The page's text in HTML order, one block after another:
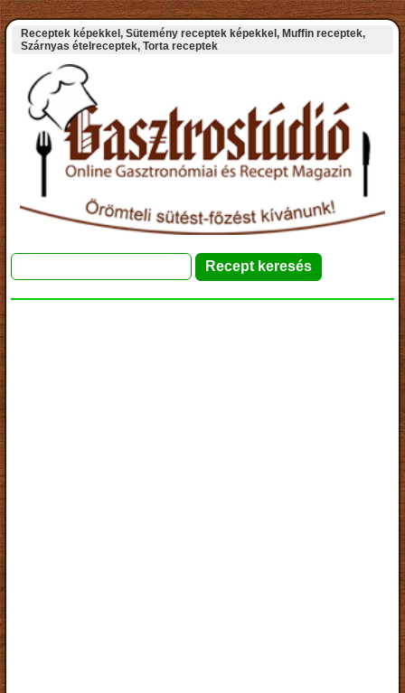
Receptek képekkel, Sütemény receptek képekkel, Muffin receptek,
Szárnyas ételreceptek, Torta receptek